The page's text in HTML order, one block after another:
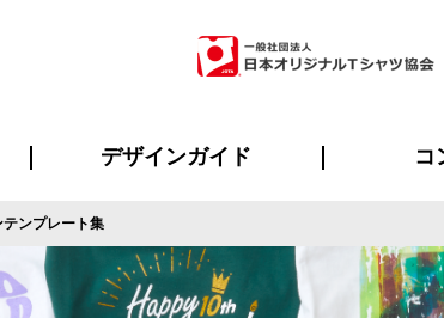
パーカー・スウェット
ツナギ スポー
グッズ全般 の
デザインガイド
デザイン入稿について
デザイン料について
デザインテンプレート集
デザインシミュレーター
書体一覧（フォント集）
プリント・加工一覧
コ
ンプレート集